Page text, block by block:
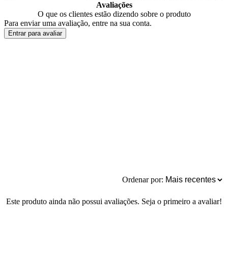
Avaliações
O que os clientes estão dizendo sobre o produto
Para enviar uma avaliação, entre na sua conta.
Entrar para avaliar
Ordenar por:
Este produto ainda não possui avaliações. Seja o primeiro a avaliar!